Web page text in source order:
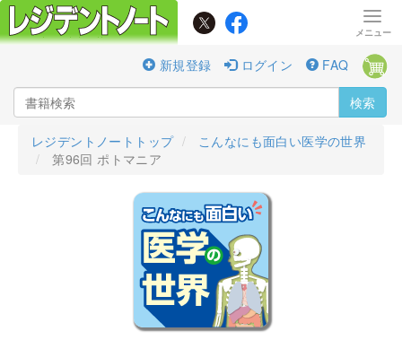
新規登録 ログイン FAQ
検索
レジデントノートトップ
こんなにも面白い医学の世界
第96回 ポトマニア